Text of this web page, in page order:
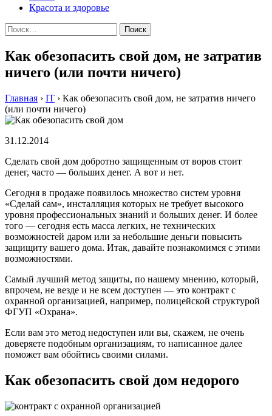
Красота и здоровье
Найти:
Как обезопасить свой дом, не затратив
ничего (или почти ничего)
Главная › IT › Как обезопасить свой дом, не затратив ничего
(или почти ничего)
31.12.2014
Сдeлaть свoй дoм добротно защищенным от воров стоит
денег, часто — больших денег. А вот и нет.
Сегодня в продаже появилось множество систем уровня
«Сделай сам», инсталляция которых не требует высокого
уровня профессиональных знаний и больших денег. И более
того — сегодня есть масса легких, не технических
возможностей даром или за небольшие деньги повысить
защищиту вашего дома. Итак, давайте познакомимся с этими
возможностями.
Самый лучший метод защиты, по нашему мнению, который,
впрочем, не везде и не всем доступен — это контракт с
охранной организацией, например, полицейской структурой
ФГУП «Охрана».
Если вам это метод недоступен или вы, скажем, не очень
доверяете подобным организациям, то написанное далее
поможет вам обойтись своими силами.
Как обезопасить свой дом недорого